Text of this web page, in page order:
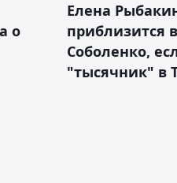
о
Елена
приблизится
Соболенко,
"тысячник" в